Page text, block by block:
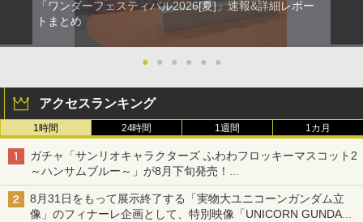
「ワンダーフェスティバル2026[夏]」速報&詳細レポー
トまとめ
● ● ● ● ● ●
アクセスランキング
1時間 24時間 1週間 1カ月
ガチャ「サンリオキャラクターズ ふわわフロッキーマスコット2
～ハンサムブルー～」が8月下旬発売！
ポチャッコやタキシードサムたちがブルーなハンサム仕様で登場
8月31日をもって展示終了する「実物大ユニコーンガンダム立
像」のフィナーレ企画として、特別映像「UNICORN GUNDAM